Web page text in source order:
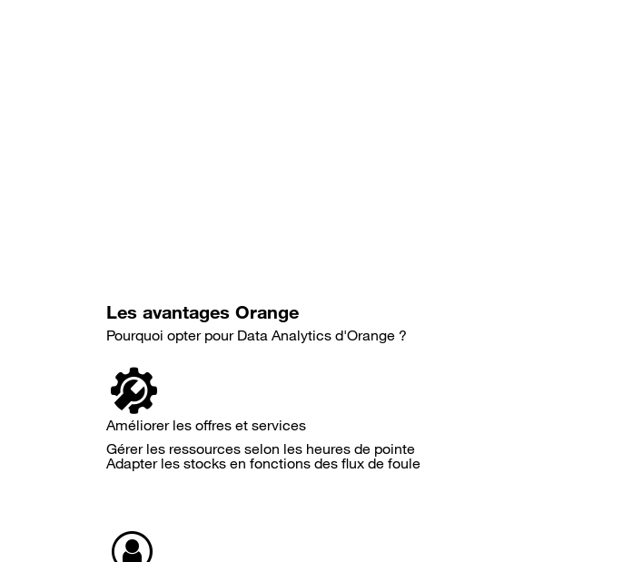
Les avantages Orange
Pourquoi opter pour Data Analytics d'Orange ?
Améliorer les offres et services
Gérer les ressources selon les heures de pointe
Adapter les stocks en fonctions des flux de foule